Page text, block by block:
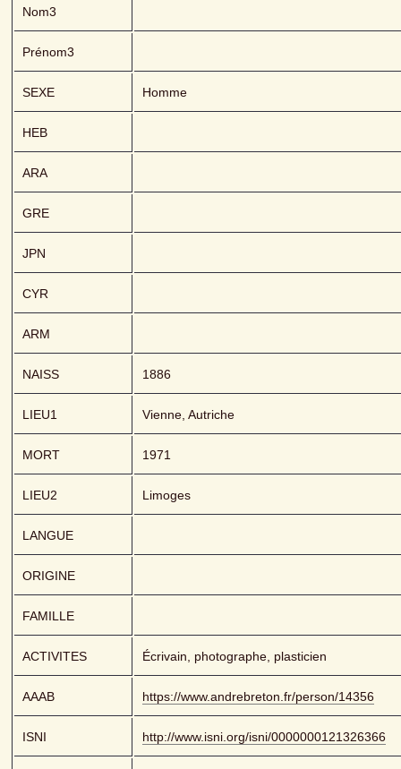
Nom3
Prénom3
SEXE Homme
HEB
ARA
GRE
JPN
CYR
ARM
NAISS 1886
LIEU1 Vienne, Autriche
MORT 1971
LIEU2 Limoges
LANGUE
ORIGINE
FAMILLE
ACTIVITES Écrivain, photographe, plasticien
AAAB https://www.andrebreton.fr/person/14356
ISNI http://www.isni.org/isni/0000000121326366